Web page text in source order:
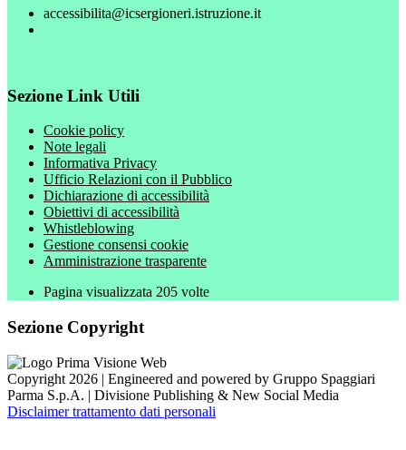
accessibilita@icsergioneri.istruzione.it
Sezione Link Utili
Cookie policy
Note legali
Informativa Privacy
Ufficio Relazioni con il Pubblico
Dichiarazione di accessibilità
Obiettivi di accessibilità
Whistleblowing
Gestione consensi cookie
Amministrazione trasparente
Pagina visualizzata 205 volte
Sezione Copyright
Copyright 2026 | Engineered and powered by Gruppo Spaggiari
Parma S.p.A. | Divisione Publishing & New Social Media
Disclaimer trattamento dati personali